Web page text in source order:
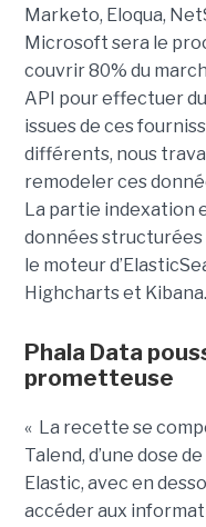
Marketo, Eloqua,
Microsoft sera le
couvrir 80% du
API pour effectuer
issues de ces
différents, nous
remodeler ces
La partie indexation
données
le moteur
Highcharts et Kibana.
Phala Data
prometteuse
« La recette se
Talend, d’une dose
Elastic, avec en
accéder aux